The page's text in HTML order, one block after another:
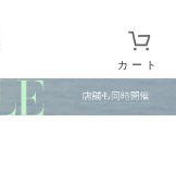
カート